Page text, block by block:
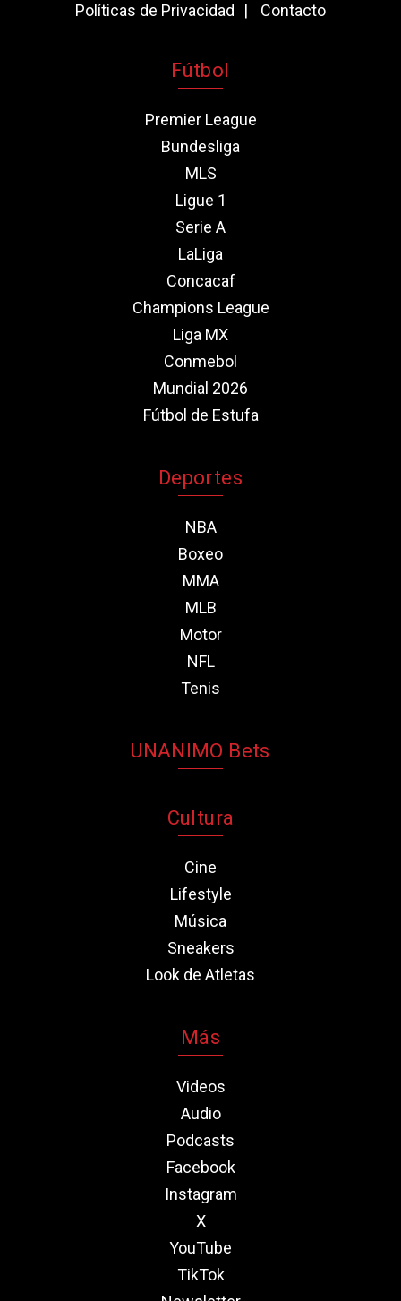
Políticas de Privacidad
Contacto
Fútbol
Premier League
Bundesliga
MLS
Ligue 1
Serie A
LaLiga
Concacaf
Champions League
Liga MX
Conmebol
Mundial 2026
Fútbol de Estufa
Deportes
NBA
Boxeo
MMA
MLB
Motor
NFL
Tenis
UNANIMO Bets
Cultura
Cine
Lifestyle
Música
Sneakers
Look de Atletas
Más
Videos
Audio
Podcasts
Facebook
Instagram
X
YouTube
TikTok